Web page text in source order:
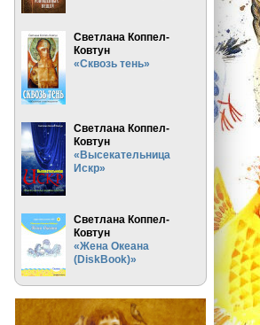
Светлана Коппел-
Ковтун
«Сквозь тень»
Светлана Коппел-
Ковтун
«Высекательница
Искр»
Светлана Коппел-
Ковтун
«Жена Океана
(DiskBook)»